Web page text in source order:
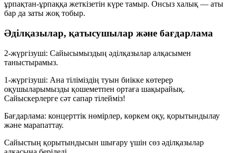
ұрпақтан-ұрпаққа жеткізетін күре тамыр. Онсыз халық — аты
бар да заты жоқ тобыр.
Әділқазылар, қатысушылар және бағдарлама
2-жүргізуші: Сайысымыздың әділқазылар алқасымен
таныстырамыз.
1-жүргізуші: Ана тіліміздің туын биікке көтерер
оқушыларымызды қошеметпен ортаға шақырайық.
Сайыскерлерге сәт сапар тілейміз!
Бағдарлама: концерттік нөмірлер, көркем оқу, қорытындылау
және марапаттау.
Сайыстың қорытындысын шығару үшін сөз әділқазылар